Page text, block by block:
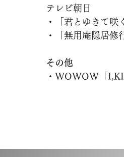
テレビ朝日
・「君とゆきて咲
・「無用庵隠居修
その他
・WOWOW「